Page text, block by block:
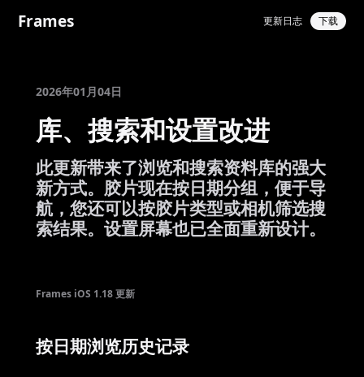
Frames 更新日志 下载
2026年01月04日
库、搜索和设置改进
此更新带来了浏览和搜索资料库的强大
新方式。胶片现在按日期分组，便于导
航，您还可以按胶片类型或相机筛选搜
索结果。设置屏幕也已全面重新设计。
Frames iOS 1.18 更新
按日期浏览历史记录